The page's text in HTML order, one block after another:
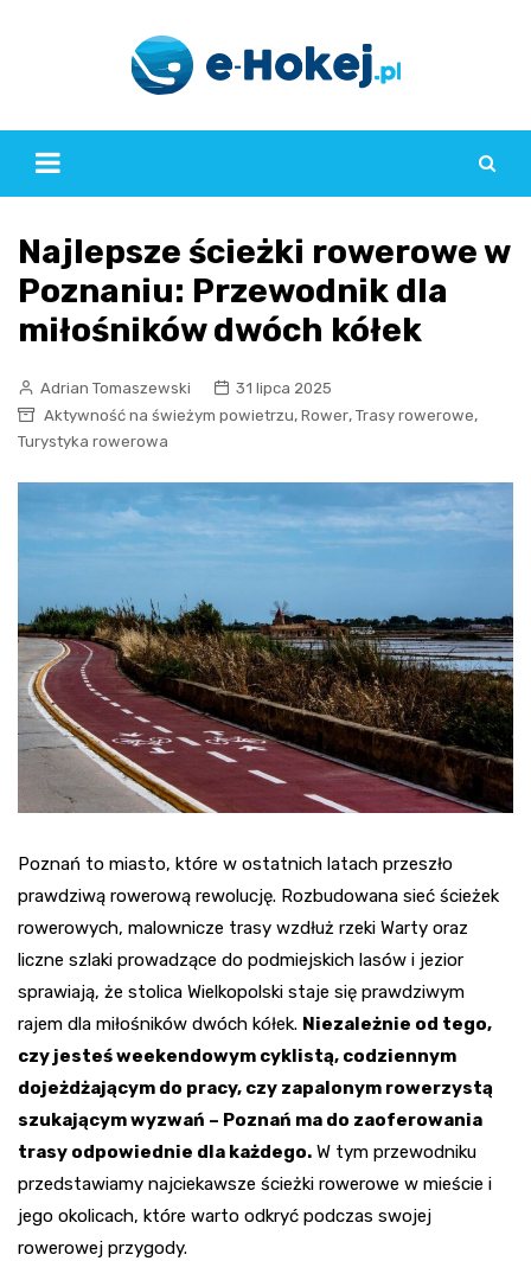
Najlepsze ścieżki rowerowe w
Poznaniu: Przewodnik dla
miłośników dwóch kółek
Adrian Tomaszewski
31 lipca 2025
Aktywność na świeżym powietrzu, Rower, Trasy rowerowe,
Turystyka rowerowa
Poznań to miasto, które w ostatnich latach przeszło
prawdziwą rowerową rewolucję. Rozbudowana sieć ścieżek
rowerowych, malownicze trasy wzdłuż rzeki Warty oraz
liczne szlaki prowadzące do podmiejskich lasów i jezior
sprawiają, że stolica Wielkopolski staje się prawdziwym
rajem dla miłośników dwóch kółek. Niezależnie od tego,
czy jesteś weekendowym cyklistą, codziennym
dojeżdżającym do pracy, czy zapalonym rowerzystą
szukającym wyzwań – Poznań ma do zaoferowania
trasy odpowiednie dla każdego. W tym przewodniku
przedstawiamy najciekawsze ścieżki rowerowe w mieście i
jego okolicach, które warto odkryć podczas swojej
rowerowej przygody.